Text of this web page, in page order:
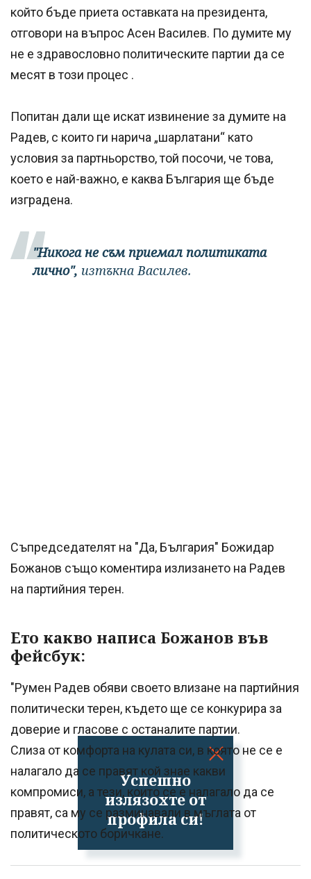
Успешно
излязохте от
профила си!
който бъде приета оставката на президента,
отговори на въпрос Асен Василев. По думите му
не е здравословно политическите партии да се
месят в този процес .
Попитан дали ще искат извинение за думите на
Радев, с които ги нарича „шарлатани“ като
условия за партньорство, той посочи, че това,
което е най-важно, е каква България ще бъде
изградена.
"Никога не съм приемал политиката
лично", изтъкна Василев.
Съпредседателят на "Да, България" Божидар
Божанов също коментира излизането на Радев
на партийния терен.
Ето какво написа Божанов във
фейсбук:
"Румен Радев обяви своето влизане на партийния
политически терен, където ще се конкурира за
доверие и гласове с останалите партии.
Слиза от комфорта на кулата си, в която не се е
налагало да се правят кой знае какви
компромиси, а тези, които се е налагало да се
правят, са му се разминавали в мъглата от
политическото боричкане.